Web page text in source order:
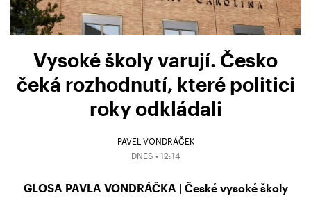
Vysoké školy varují. Česko
čeká rozhodnutí, které politici
roky odkládali
PAVEL VONDRÁČEK
DNES • 12:14
GLOSA PAVLA VONDRÁČKA | České vysoké školy